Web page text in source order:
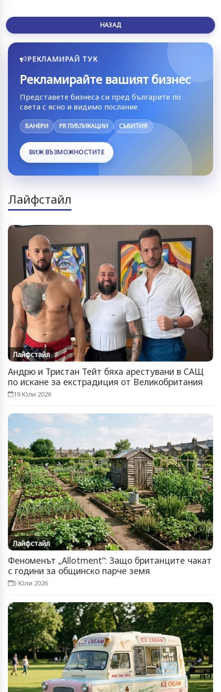
НАЗАД
РЕКЛАМИРАЙ ТУК
Рекламирайте вашият бизнес
Представете бизнеса си пред българите по
света с ясно и видимо послание.
БАНЕРИ PR ПУБЛИКАЦИИ СЪБИТИЯ
ВИЖ ВЪЗМОЖНОСТИТЕ
Лайфстайл
Лайфстайл
Андрю и Тристан Тейт бяха арестувани в САЩ
по искане за екстрадиция от Великобритания
19 Юли 2026
Лайфстайл
Феноменът „Allotment“: Защо британците чакат
с години за общинско парче земя
5 Юли 2026